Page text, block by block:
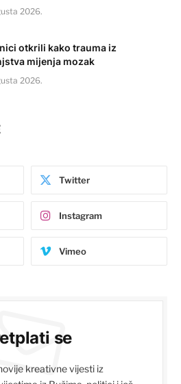
2026.
otkrili kako trauma iz
mijenja mozak
2026.
Twitter
Instagram
Vimeo
se
kreativne vijesti iz